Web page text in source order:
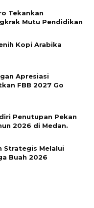
Tekankan
Mutu Pendidikan
Kopi Arabika
Apresiasi
FBB 2027 Go
Penutupan Pekan
2026 di Medan.
Strategis Melalui
Buah 2026